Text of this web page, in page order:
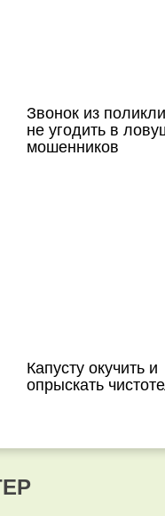
Звонок из
не угодить в
мошенников
Капусту окучить и
опрыскать